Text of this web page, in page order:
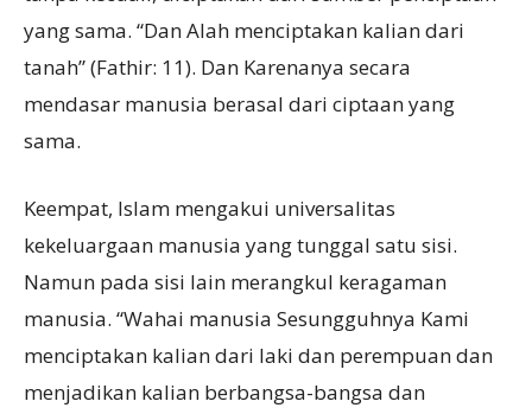
yang sama. “Dan Alah menciptakan kalian dari
tanah” (Fathir: 11). Dan Karenanya secara
mendasar manusia berasal dari ciptaan yang
sama.
Keempat, Islam mengakui universalitas
kekeluargaan manusia yang tunggal satu sisi.
Namun pada sisi lain merangkul keragaman
manusia. “Wahai manusia Sesungguhnya Kami
menciptakan kalian dari laki dan perempuan dan
menjadikan kalian berbangsa-bangsa dan